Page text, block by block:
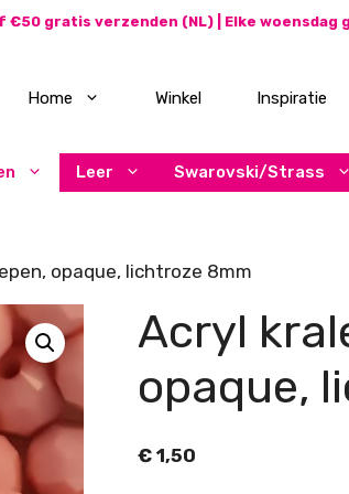
gratis verzenden (NL) | Elke woensdag
Home Winkel Inspiratie
Leer Swarovski/Strass
opaque, lichtroze 8mm
Acryl
opaque,
€1,50